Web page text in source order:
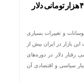
پشت پرده نوسان ۴۴ هزار تومانی دلار
و تغییرات بسیاری
بازار در ایران بیش از
دلار در دوره‌های
سیاسی و اقتصادی آن